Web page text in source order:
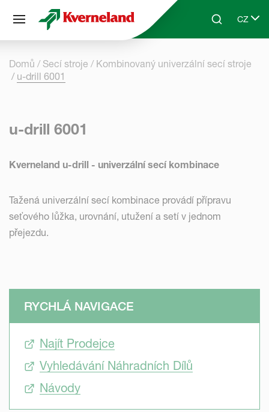
Skip to main contentSearchCZ
Select
Domů Secí stroje
Kombinovaný univerzální secí stroje
u-drill 6001
u-drill 6001
Kverneland u-drill - univerzální secí kombinace
Tažená univerzální secí kombinace provádí přípravu
seťového lůžka, urovnání, utužení a setí v jednom
přejezdu.
RYCHLÁ NAVIGACE
Najít Prodejce
Vyhledávání Náhradních Dílů
Návody
Panel pro správu cookies